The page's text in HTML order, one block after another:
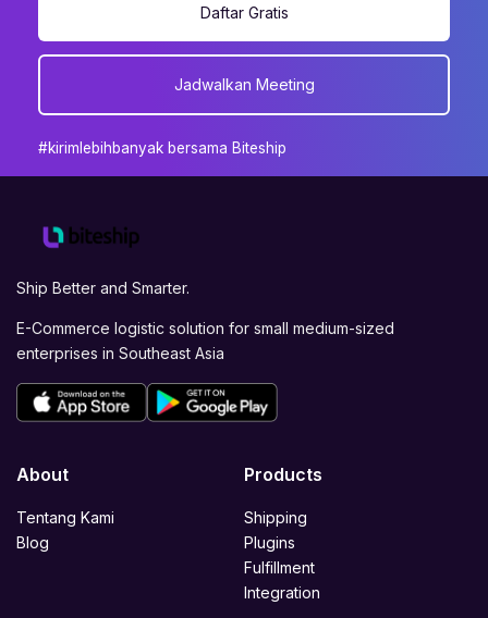
Daftar Gratis
Jadwalkan Meeting
#kirimlebihbanyak bersama Biteship
Ship Better and Smarter.
E-Commerce logistic solution for small medium-sized
enterprises in Southeast Asia
About
Tentang Kami
Blog
Products
Shipping
Plugins
Fulfillment
Integration